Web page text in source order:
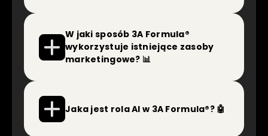
W jaki sposób 3A Formula®
wykorzystuje istniejące zasoby
marketingowe? 📊
Jaka jest rola AI w 3A Formula®? 🤖